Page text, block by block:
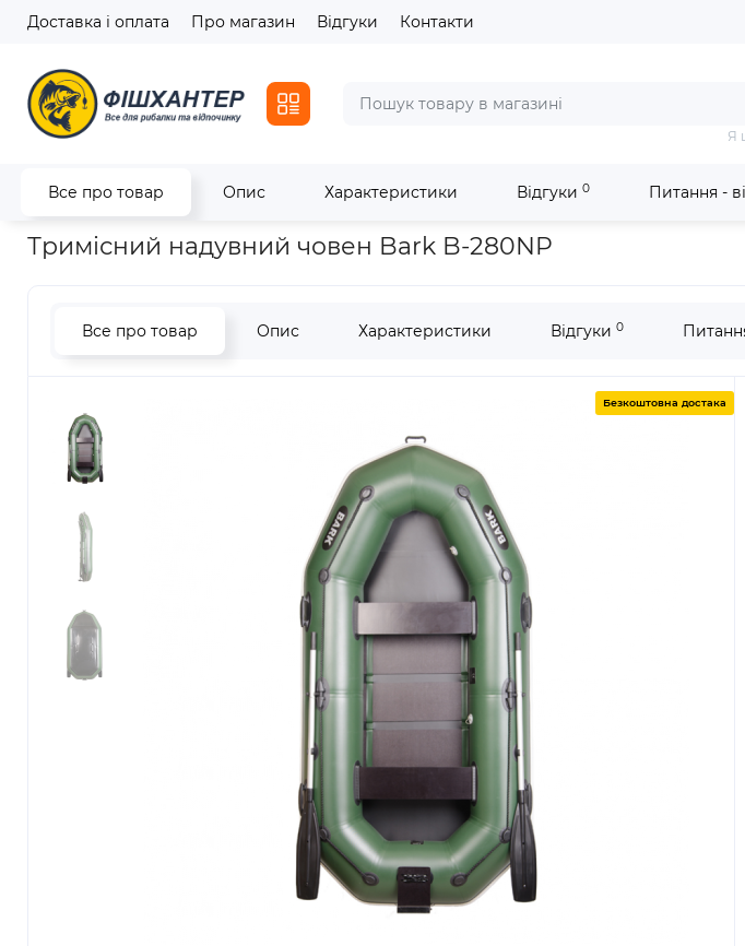
Доставка і оплата Про магазин Відгуки Контакти
Я
Все про товар Опис Характеристики Відгуки 0 Питання -
Головна Човни Надувні човни Тримісний надувний човен Bark B-280NP
Тримісний надувний човен Bark B-280NP
Все про товар Опис Характеристики Відгуки 0
Безкоштовна достака